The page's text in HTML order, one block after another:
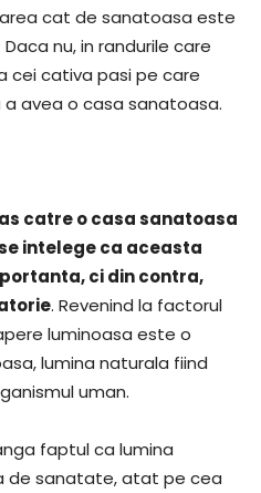
cat de sanatoasa este
nu, in randurile care
cei cativa pasi pe care
avea o casa sanatoasa.
catre o casa sanatoasa
intelege ca aceasta
ci din contra,
. Revenind la factorul
luminoasa este o
lumina naturala fiind
uman.
faptul ca lumina
de sanatate, atat pe cea